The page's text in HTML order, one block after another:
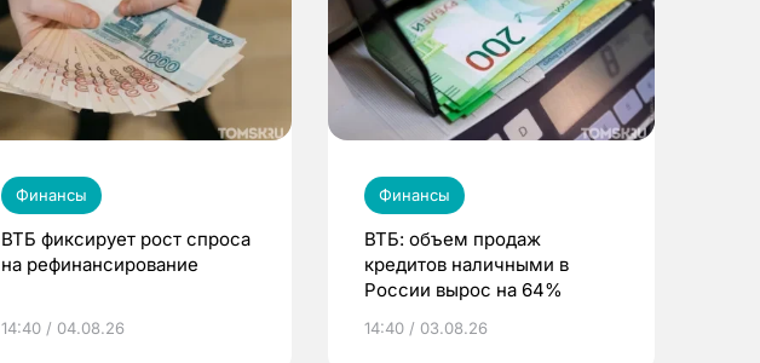
Финансы
ВТБ фиксирует рост спроса
на рефинансирование
14:40 / 04.08.26
Финансы
ВТБ: объем продаж
кредитов наличными в
России вырос на 64%
14:40 / 03.08.26